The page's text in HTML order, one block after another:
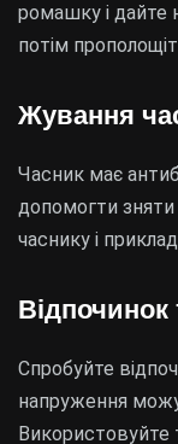
ромашку і дайте
потім
Жування
Часник має
допомогти зняти
часнику і
Відпочинок
Спробуйте
напруження
Використовуйте